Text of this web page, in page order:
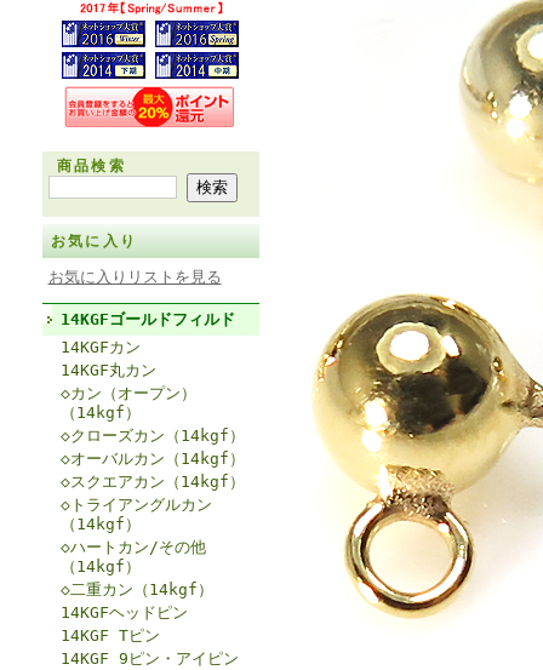
商品検索
お気に入り
お気に入りリストを見る
14KGFゴールドフィルド
14KGFカン
14KGF丸カン
◇カン（オープン）
（14kgf）
◇クローズカン（14kgf）
◇オーバルカン（14kgf）
◇スクエアカン（14kgf）
◇トライアングルカン
（14kgf）
◇ハートカン/その他
（14kgf）
◇二重カン（14kgf）
14KGFヘッドピン
14KGF Tピン
14KGF 9ピン・アイピン